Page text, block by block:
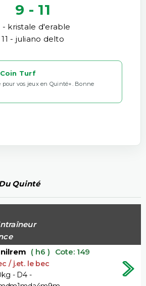
9 - 11
- kristale d'erable
11 - juliano delto
Turf
pour vos jeux en Quinté+. Bonne
Quinté
( h6 ) Cote: 149
/ j.et. le bec
- D4 -